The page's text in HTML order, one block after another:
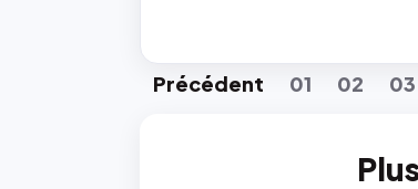
Précédent 01 02 03